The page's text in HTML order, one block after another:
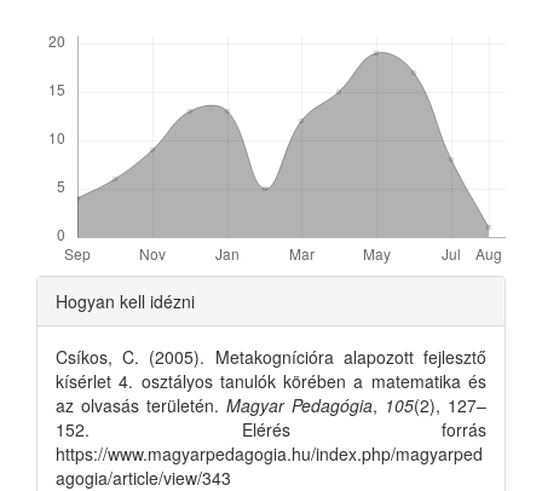
Content
Article
Details
Hogyan kell idézni
Csíkos, C. (2005). Metakognícióra alapozott fejlesztő
kísérlet 4. osztályos tanulók körében a matematika és
az olvasás területén. Magyar Pedagógia, 105(2), 127–
152. Elérés forrás
https://www.magyarpedagogia.hu/index.php/magyarped
agogia/article/view/343